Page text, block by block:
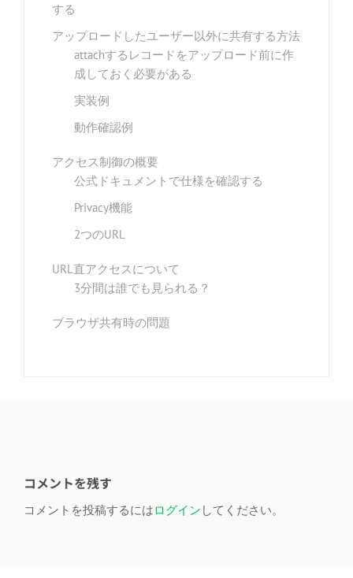
する
アップロードしたユーザー以外に共有する方法
attachするレコードをアップロード前に作
成しておく必要がある
実装例
動作確認例
アクセス制御の概要
公式ドキュメントで仕様を確認する
Privacy機能
2つのURL
URL直アクセスについて
3分間は誰でも見られる？
ブラウザ共有時の問題
コメントを残す
コメントを投稿するにはログイン してください。